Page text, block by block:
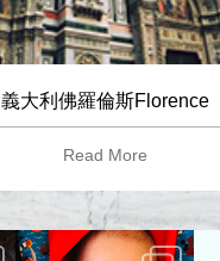
義大利佛羅倫斯Florence
Read More